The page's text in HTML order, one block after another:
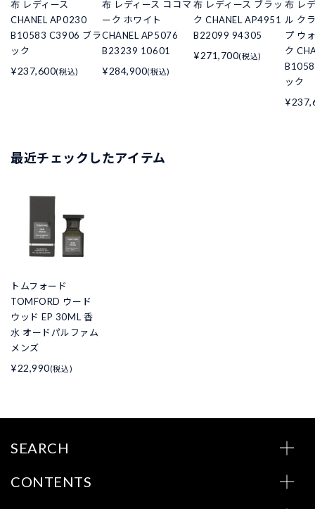
布 レディース
CHANEL AP0230
B10583 C3906 ブラ
ック
¥237,600(税込)
布 レディース ココマ
ーク ホワイト
CHANEL AP5076
B23239 10601
¥284,900(税込)
布 レディース ブラッ
ク CHANEL AP4951
B22099 94305
¥271,700(税込)
布 レ
ル ク
プ ウ
ク
ック
最近チェックしたアイテム
トムフォード
TOMFORD ウード
ウッド EP 30ML 香
水 オードパルファム
メンズ
¥22,990(税込)
SEARCH
CONTENTS